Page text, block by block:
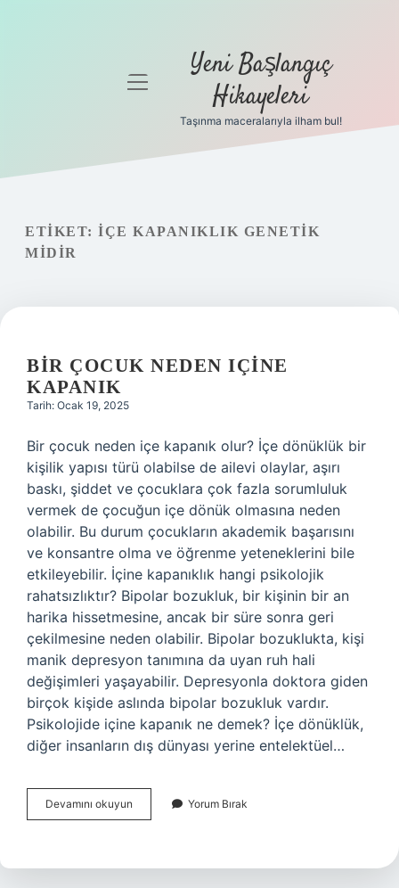
Gizlilik
Yasal Uyarı
menüyü
Yeni Başlangıç
Hikayeleri
Taşınma maceralarıyla ilham bul!
ETIKET: İÇE KAPANIKLIK GENETIK
MIDIR
BIR ÇOCUK NEDEN IÇINE
KAPANIK
Tarih: Ocak 19, 2025
Bir çocuk neden içe kapanık olur? İçe dönüklük bir
kişilik yapısı türü olabilse de ailevi olaylar, aşırı
baskı, şiddet ve çocuklara çok fazla sorumluluk
vermek de çocuğun içe dönük olmasına neden
olabilir. Bu durum çocukların akademik başarısını
ve konsantre olma ve öğrenme yeteneklerini bile
etkileyebilir. İçine kapanıklık hangi psikolojik
rahatsızlıktır? Bipolar bozukluk, bir kişinin bir an
harika hissetmesine, ancak bir süre sonra geri
çekilmesine neden olabilir. Bipolar bozuklukta, kişi
manik depresyon tanımına da uyan ruh hali
değişimleri yaşayabilir. Depresyonla doktora giden
birçok kişide aslında bipolar bozukluk vardır.
Psikolojide içine kapanık ne demek? İçe dönüklük,
diğer insanların dış dünyası yerine entelektüel…
Devamını okuyun
Çocuk
Kapanık
Yorum Bırak